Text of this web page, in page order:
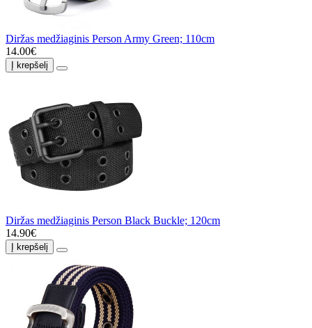
Diržas medžiaginis Person Army Green; 110cm
14.00€
Į krepšelį
Diržas medžiaginis Person Black Buckle; 120cm
14.90€
Į krepšelį